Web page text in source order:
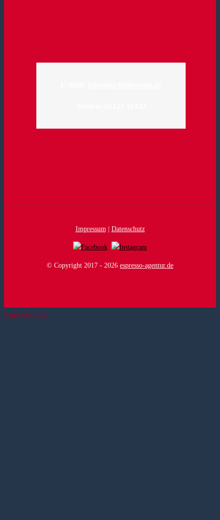
Impressum | Datenschutz
© Copyright 2017 - 2026 espresso-agentur.de
Page load link